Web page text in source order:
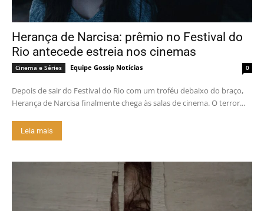
Herança de Narcisa: prêmio no Festival do
Rio antecede estreia nos cinemas
Cinema e Séries Equipe Gossip Notícias 0
Depois de sair do Festival do Rio com um troféu debaixo do braço,
Herança de Narcisa finalmente chega às salas de cinema. O terror...
Leia mais